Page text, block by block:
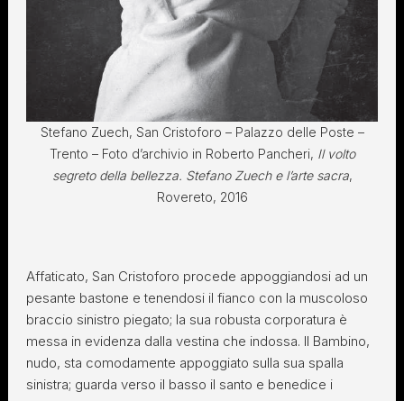
Stefano Zuech, San Cristoforo – Palazzo delle Poste –
Trento – Foto d’archivio in Roberto Pancheri, Il volto
segreto della bellezza. Stefano Zuech e l’arte sacra,
Rovereto, 2016
Affaticato, San Cristoforo procede appoggiandosi ad un
pesante bastone e tenendosi il fianco con la muscoloso
braccio sinistro piegato; la sua robusta corporatura è
messa in evidenza dalla vestina che indossa. Il Bambino,
nudo, sta comodamente appoggiato sulla sua spalla
sinistra; guarda verso il basso il santo e benedice i